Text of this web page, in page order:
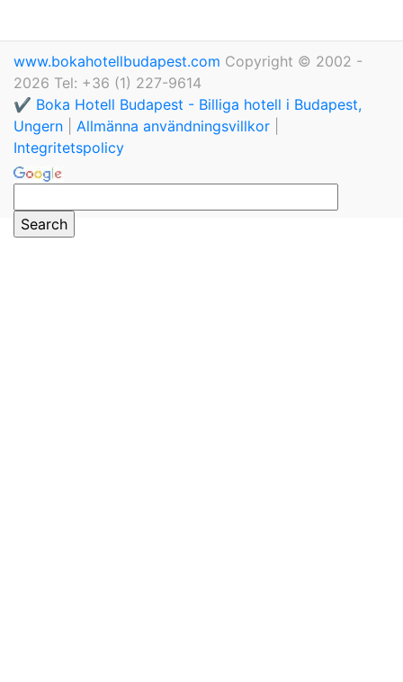
www.bokahotellbudapest.com Copyright © 2002 -
2026 Tel: +36 (1) 227-9614
✔️ Boka Hotell Budapest - Billiga hotell i Budapest,
Ungern
Allmänna användningsvillkor
Integritetspolicy